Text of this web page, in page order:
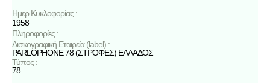
Ημερ.Κυκλοφορίας :
1958
Πληροφορίες :
Δισκογραφική Εταιρεία (label) :
PARLOPHONE 78 (ΣΤΡΟΦΕΣ) ΕΛΛΑΔΟΣ
Τύπος :
78